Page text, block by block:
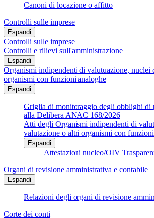
Canoni di locazione o affitto
Controlli sulle imprese
Espandi
Controlli sulle imprese
Controlli e rilievi sull'amministrazione
Espandi
Organismi indipendenti di valutuazione, nuclei
organismi con funzioni analoghe
Espandi
Griglia di monitoraggio degli obblighi di
alla Delibera ANAC 168/2026
Atti degli Organismi indipendenti di
valutazione o altri organismi con
Espandi
Attestazioni nucleo/OIV
Organi di revisione amministrativa e contabile
Espandi
Relazioni degli organi di revisione
Corte dei conti